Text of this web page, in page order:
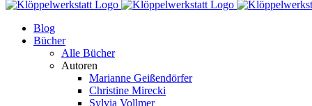
Blog
Bücher
Alle Bücher
Autoren
Marianne Geißendörfer
Christine Mirecki
Sylvia Vollmer